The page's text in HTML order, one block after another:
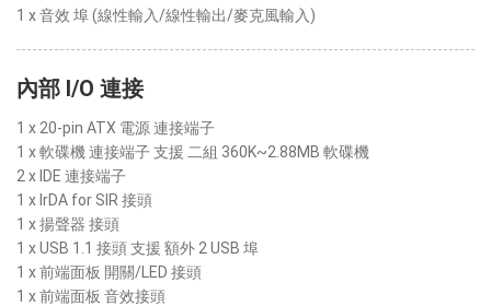
1 x 音效 埠 (線性輸入/線性輸出/麥克風輸入)
內部 I/O 連接
1 x 20-pin ATX 電源 連接端子
1 x 軟碟機 連接端子 支援 二組 360K~2.88MB 軟碟機
2 x IDE 連接端子
1 x IrDA for SIR 接頭
1 x 揚聲器 接頭
1 x USB 1.1 接頭 支援 額外 2 USB 埠
1 x 前端面板 開關/LED 接頭
1 x 前端面板 音效接頭